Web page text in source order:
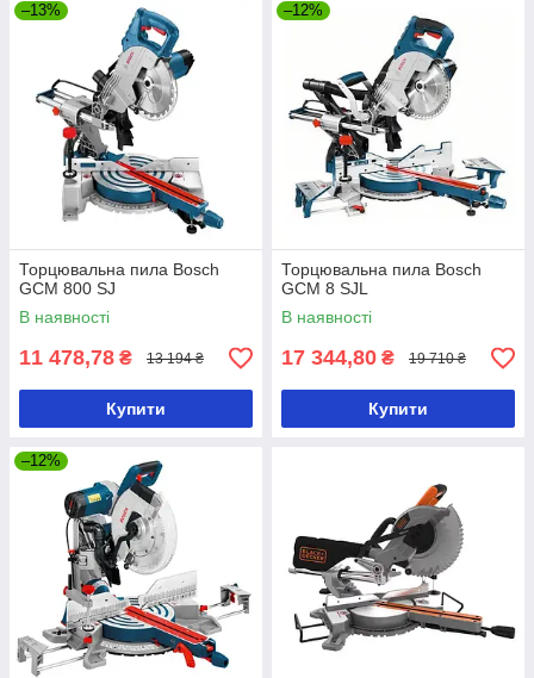
–13%
Торцювальна пила Bosch
GCM 800 SJ
В наявності
11 478,78 ₴ 13 194 ₴
Купити
–12%
Торцювальна пила Bosch
GCM 8 SJL
В наявності
17 344,80 ₴ 19 710 ₴
Купити
–12%